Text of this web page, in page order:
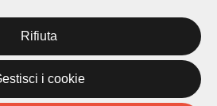
Carlo Cattaneo 1
6976 Castagnola
Lugano © 2026
Rifiuta
i cookie